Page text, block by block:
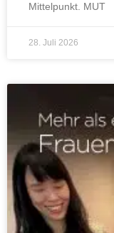
Mittelpunkt. MUT
28. Juli 2026